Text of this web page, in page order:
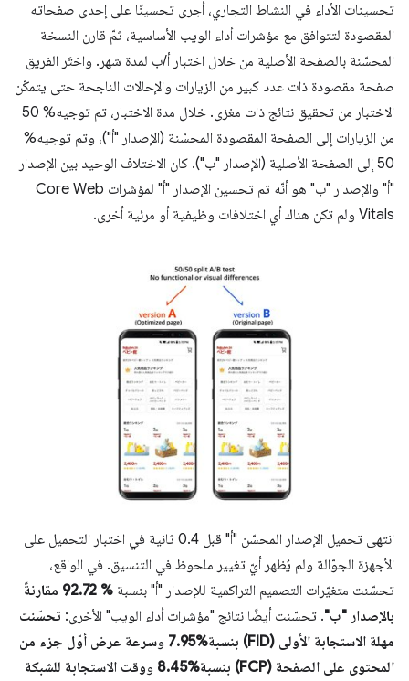
تحسينات الأداء في النشاط التجاري، أجرى تحسينًا على إحدى صفحاته
المقصودة لتتوافق مع مؤشرات أداء الويب الأساسية، ثمّ قارن النسخة
المحسّنة بالصفحة الأصلية من خلال اختبار أ/ب لمدة شهر. واختَر الفريق
صفحة مقصودة ذات عدد كبير من الزيارات والإحالات الناجحة حتى يتمكّن
الاختبار من تحقيق نتائج ذات مغزى. خلال مدة الاختبار، تم توجيه% 50
من الزيارات إلى الصفحة المقصودة المحسّنة (الإصدار "أ")، وتم توجيه%
50 إلى الصفحة الأصلية (الإصدار "ب"). كان الاختلاف الوحيد بين الإصدار
"أ" والإصدار "ب" هو أنّه تم تحسين الإصدار "أ" لمؤشرات Core Web
Vitals ولم تكن هناك أي اختلافات وظيفية أو مرئية أخرى.
انتهى تحميل الإصدار المحسّن "أ" قبل 0.4 ثانية في اختبار التحميل على
الأجهزة الجوّالة ولم يُظهر أيّ تغيير ملحوظ في التنسيق. في الواقع،
تحسّنت متغيّرات التصميم التراكمية للإصدار "أ" بنسبة
% 92.72 مقارنةً
بالإصدار "ب". تحسّنت أيضًا نتائج "مؤشرات أداء الويب" الأخرى: تحسّنت
مهلة الاستجابة الأولى (FID) بنسبة%7.95
وسرعة عرض أوّل جزء من
المحتوى على الصفحة (FCP) بنسبة%8.45
ووقت الاستجابة للشبكة